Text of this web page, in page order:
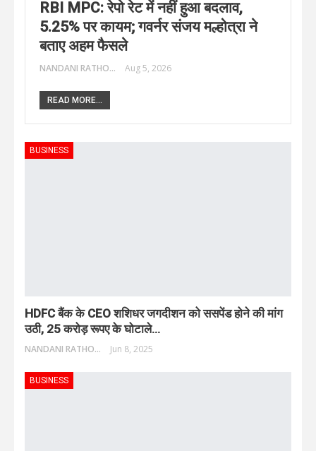
RBI MPC: रेपो रेट में नहीं हुआ बदलाव,
5.25% पर कायम; गवर्नर संजय मल्होत्रा ने
बताए अहम फैसले
NANDANI RATHORE Aug 5, 2026
READ MORE...
BUSINESS
HDFC बैंक के CEO शशिधर जगदीशन को ससपेंड होने की मांग
उठी, 25 करोड़ रूपए के घोटाले…
NANDANI RATHORE Jun 8, 2025
BUSINESS